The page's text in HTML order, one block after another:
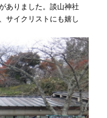
ありました。談山神社
サイクリストにも嬉し